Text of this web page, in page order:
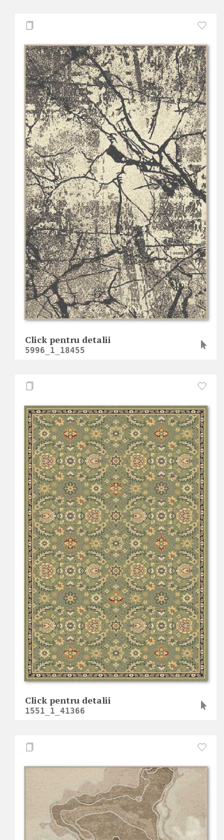
Click pentru detalii
5996_1_18455
Click pentru detalii
1551_1_41366